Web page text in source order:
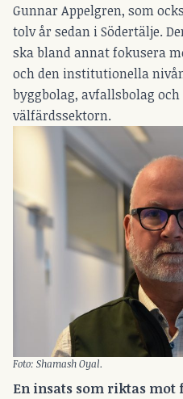
Gunnar Appelgren, som
tolv år sedan i Södertälje.
ska bland annat fokusera
och den institutionella
byggbolag, avfallsbolag
välfärdssektorn.
Foto: Shamash Oyal.
En insats som riktas